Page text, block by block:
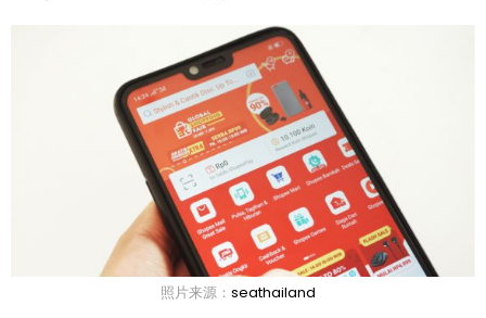
照片来源： seathailand